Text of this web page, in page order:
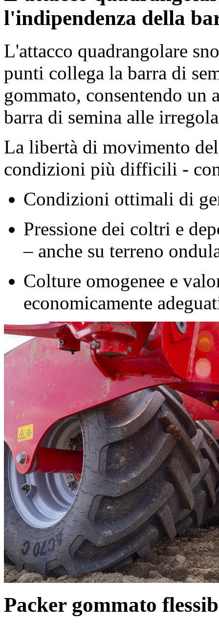
l'indipendenza della
L'attacco quadrangolare
punti collega la barra di
gommato, consentendo un
barra di semina alle
La libertà di movimento
condizioni più difficili -
Condizioni ottimali di
Pressione dei coltri e
– anche su terreno
Colture omogenee e
economicamente
Packer gommato